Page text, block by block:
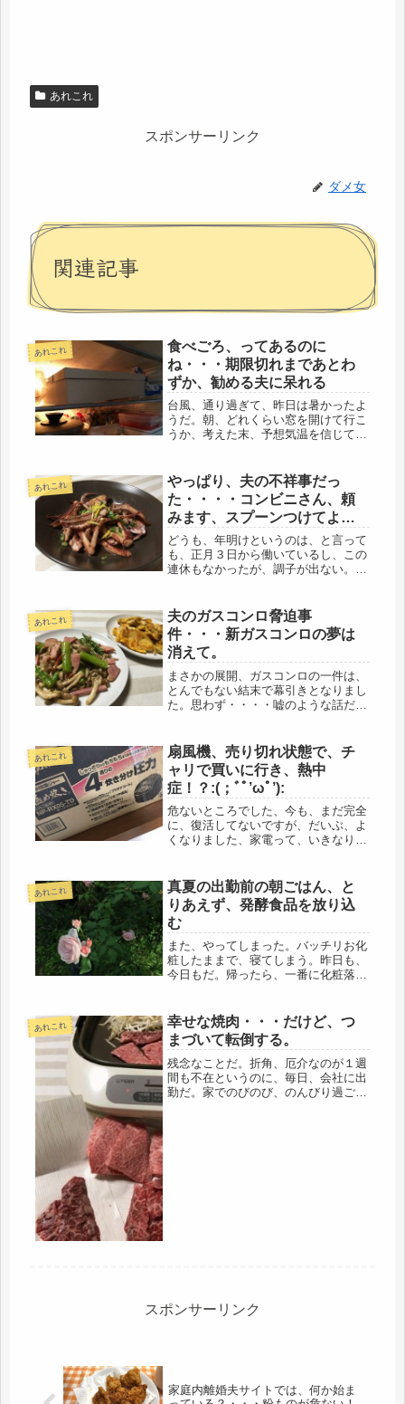
あれこれ
スポンサーリンク
ダメ女
関連記事
あれこれ
食べごろ、ってあるのに
ね・・・期限切れまであとわ
ずか、勧める夫に呆れる
台風、通り過ぎて、昨日は暑かったよ
うだ。朝、どれくらい窓を開けて行こ
うか、考えた末、予想気温を信じて、
が33.5度まで(＠_＠;)すごい暑かった
んだ・・・ところが、お彼岸も...
あれこれ
やっぱり、夫の不祥事だっ
た・・・・コンビニさん、頼
みます、スプーンつけてよね
(・_・;)
どうも、年明けというのは、と言って
も、正月３日から働いているし、この
連休もなかったが、調子が出ない。毎
毎日の日常生活で出来ない事ができる
だろう。行けてない場所や、トライし
て...
あれこれ
夫のガスコンロ脅迫事
件・・・新ガスコンロの夢は
消えて。
まさかの展開、ガスコンロの一件は、
とんでもない結末で幕引きとなりまし
た。思わず・・・・嘘のような話だ
ントで教えてもらった情報から、色々
と調べてみました。ガスコンロなん
て、滅...
あれこれ
扇風機、売り切れ状態で、チ
ャリで買いに行き、熱中
症！？:(；ﾞﾟ’ωﾟ’):
危ないところでした、今も、まだ完全
に、復活してないですが、だいぶ、よ
くなりました、家電って、いきなり、
事を書いたから？怖いぐらい、ピッタ
シ、終了となりました、じゃあ、扇風
機...
あれこれ
真夏の出勤前の朝ごはん、と
りあえず、発酵食品を放り込
む
また、やってしまった。バッチリお化
粧したままで、寝てしまう。昨日も、
今日もだ。帰ったら、一番に化粧落と
料理とか、完璧に飛んでるし、買っ
て、帰る、食べる、それだけ（笑）こ
んな...
あれこれ
幸せな焼肉・・・だけど、つ
まづいて転倒する。
残念なことだ。折角、厄介なのが１週
間も不在というのに、毎日、会社に出
勤だ。家でのびのび、のんびり過ごし
スポンサーリンク
家庭内離婚夫サイトでは、何か始ま